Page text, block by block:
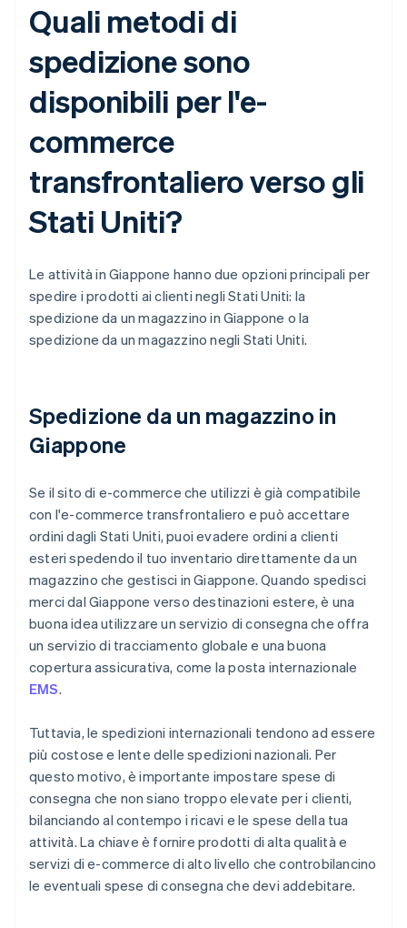
Quali metodi di
spedizione sono
disponibili per l'e-
commerce
transfrontaliero verso gli
Stati Uniti?
Le attività in Giappone hanno due opzioni principali per
spedire i prodotti ai clienti negli Stati Uniti: la
spedizione da un magazzino in Giappone o la
spedizione da un magazzino negli Stati Uniti.
Spedizione da un magazzino in
Giappone
Se il sito di e-commerce che utilizzi è già compatibile
con l'e-commerce transfrontaliero e può accettare
ordini dagli Stati Uniti, puoi evadere ordini a clienti
esteri spedendo il tuo inventario direttamente da un
magazzino che gestisci in Giappone. Quando spedisci
merci dal Giappone verso destinazioni estere, è una
buona idea utilizzare un servizio di consegna che offra
un servizio di tracciamento globale e una buona
copertura assicurativa, come la posta internazionale
EMS.
Tuttavia, le spedizioni internazionali tendono ad essere
più costose e lente delle spedizioni nazionali. Per
questo motivo, è importante impostare spese di
consegna che non siano troppo elevate per i clienti,
bilanciando al contempo i ricavi e le spese della tua
attività. La chiave è fornire prodotti di alta qualità e
servizi di e-commerce di alto livello che controbilancino
le eventuali spese di consegna che devi addebitare.